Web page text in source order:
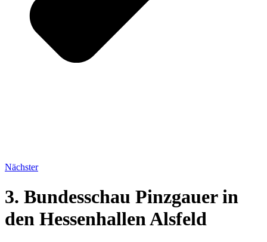
Nächster
3. Bundesschau Pinzgauer in
den Hessenhallen Alsfeld